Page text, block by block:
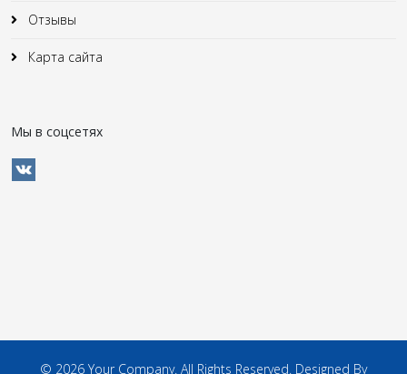
Отзывы
Карта сайта
Мы в соцсетях
© 2026 Your Company. All Rights Reserved. Designed By